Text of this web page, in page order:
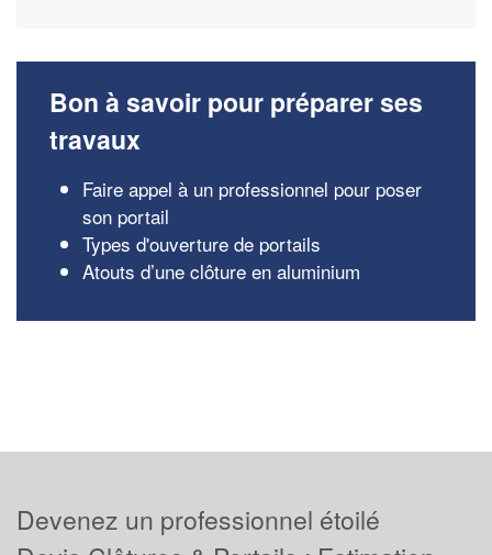
Bon à savoir pour préparer ses
travaux
Faire appel à un professionnel pour poser
son portail
Types d'ouverture de portails
Atouts d’une clôture en aluminium
Devenez un professionnel étoilé